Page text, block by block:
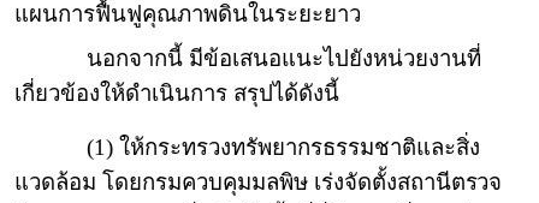
แผนการฟื้นฟูคุณภาพดินในระยะยาว
นอกจากนี้ มีข้อเสนอแนะไปยังหน่วยงานที่
เกี่ยวข้องให้ดำเนินการ สรุปได้ดังนี้
(1) ให้กระทรวงทรัพยากรธรรมชาติและสิ่ง
แวดล้อม โดยกรมควบคุมมลพิษ เร่งจัดตั้งสถานีตรวจ